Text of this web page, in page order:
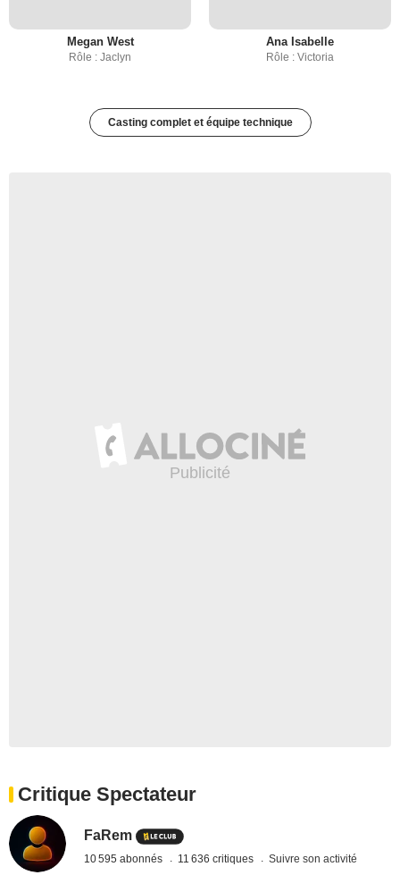
Megan West
Rôle : Jaclyn
Ana Isabelle
Rôle : Victoria
Casting complet et équipe technique
Critique Spectateur
FaRem
10 595 abonnés 11 636 critiques Suivre son activité